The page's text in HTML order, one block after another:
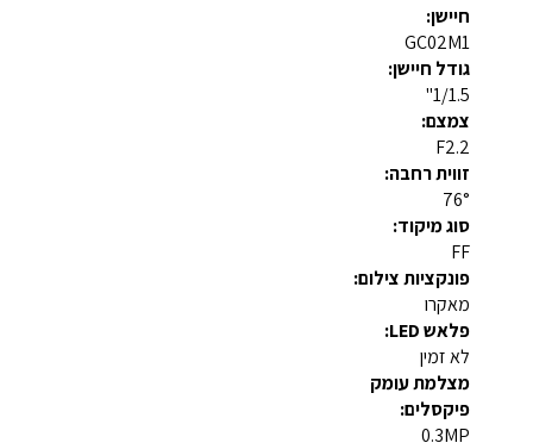
חיישן:
GC02M1
גודל חיישן:
1/1.5"
צמצם:
F2.2
זווית רחבה:
76°
סוג מיקוד:
FF
פונקציות צילום:
מאקרו
פלאש LED:
לא זמין
מצלמת עומק
פיקסלים:
0.3MP